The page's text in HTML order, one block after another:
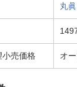
丸
小売価格 オ